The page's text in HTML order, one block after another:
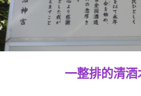
一整排的清酒